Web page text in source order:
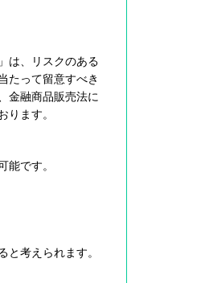
は、リスクのある
たって留意すべき
金融商品販売法に
ります。
能です。
と考えられます。